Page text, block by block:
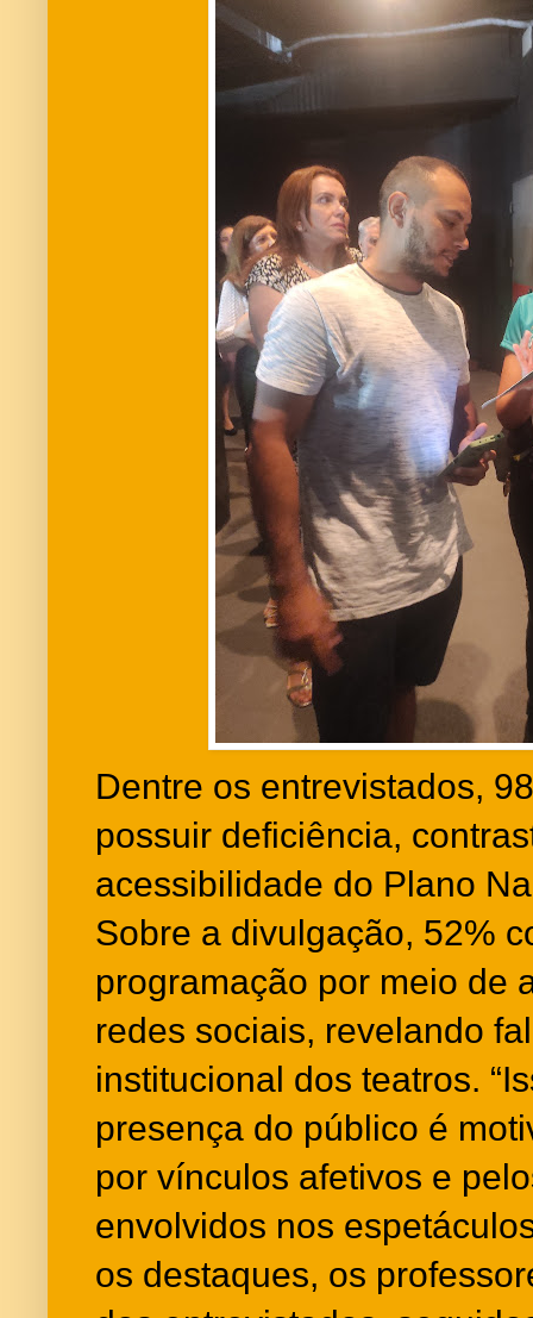
Dentre os entrevistados,
possuir deficiência,
acessibilidade do Plano
Sobre a divulgação, 52%
programação por meio de
redes sociais, revelando
institucional dos teatros.
presença do público é
por vínculos afetivos e
envolvidos nos
os destaques, os